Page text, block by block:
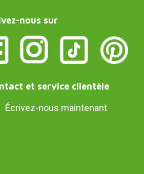
nous sur
et service clientèle
Écrivez-nous maintenant